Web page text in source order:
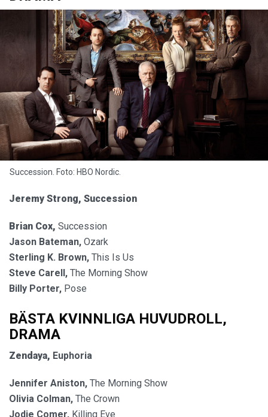
Succession. Foto: HBO Nordic.
Jeremy Strong, Succession
Brian Cox, Succession
Jason Bateman, Ozark
Sterling K. Brown, This Is Us
Steve Carell, The Morning Show
Billy Porter, Pose
BÄSTA KVINNLIGA HUVUDROLL,
DRAMA
Zendaya, Euphoria
Jennifer Aniston, The Morning Show
Olivia Colman, The Crown
Jodie Comer, Killing Eve